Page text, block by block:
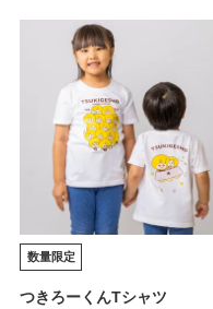
数量限定
つきろーくんTシャツ